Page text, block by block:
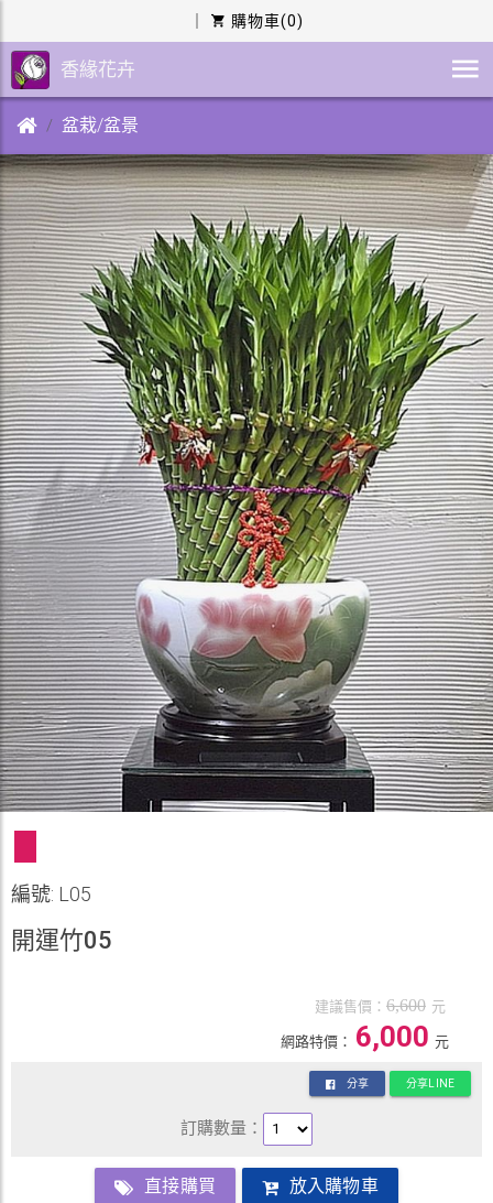
購物車(0)
香緣花卉
盆栽/盆景
編號: L05
開運竹05
建議售價： 6,600 元
網路特價： 6,000 元
分享 分享LINE
訂購數量：
直接購買 放入購物車